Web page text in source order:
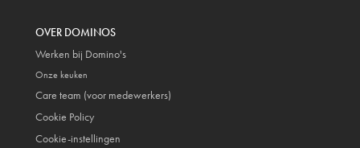
OVER DOMINOS
Werken bij Domino's
Onze keuken
Care team (voor medewerkers)
Cookie Policy
Cookie-instellingen